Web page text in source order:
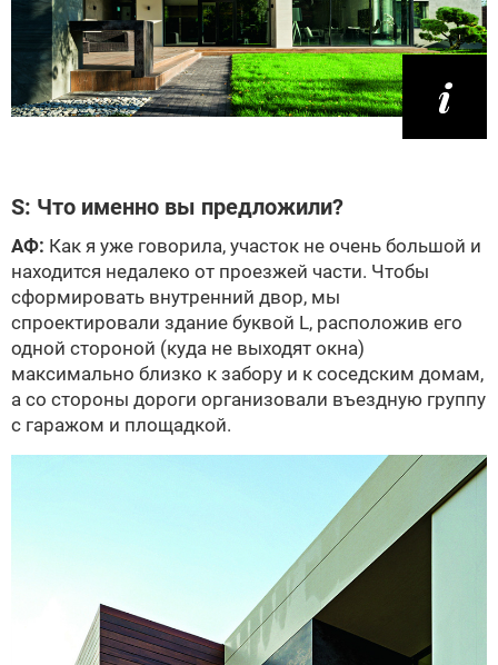
S: Что именно вы предложили?
АФ: Как я уже говорила, участок не очень большой и
находится недалеко от проезжей части. Чтобы
сформировать внутренний двор, мы
спроектировали здание буквой L, расположив его
одной стороной (куда не выходят окна)
максимально близко к забору и к соседским домам,
а со стороны дороги организовали въездную группу
с гаражом и площадкой.